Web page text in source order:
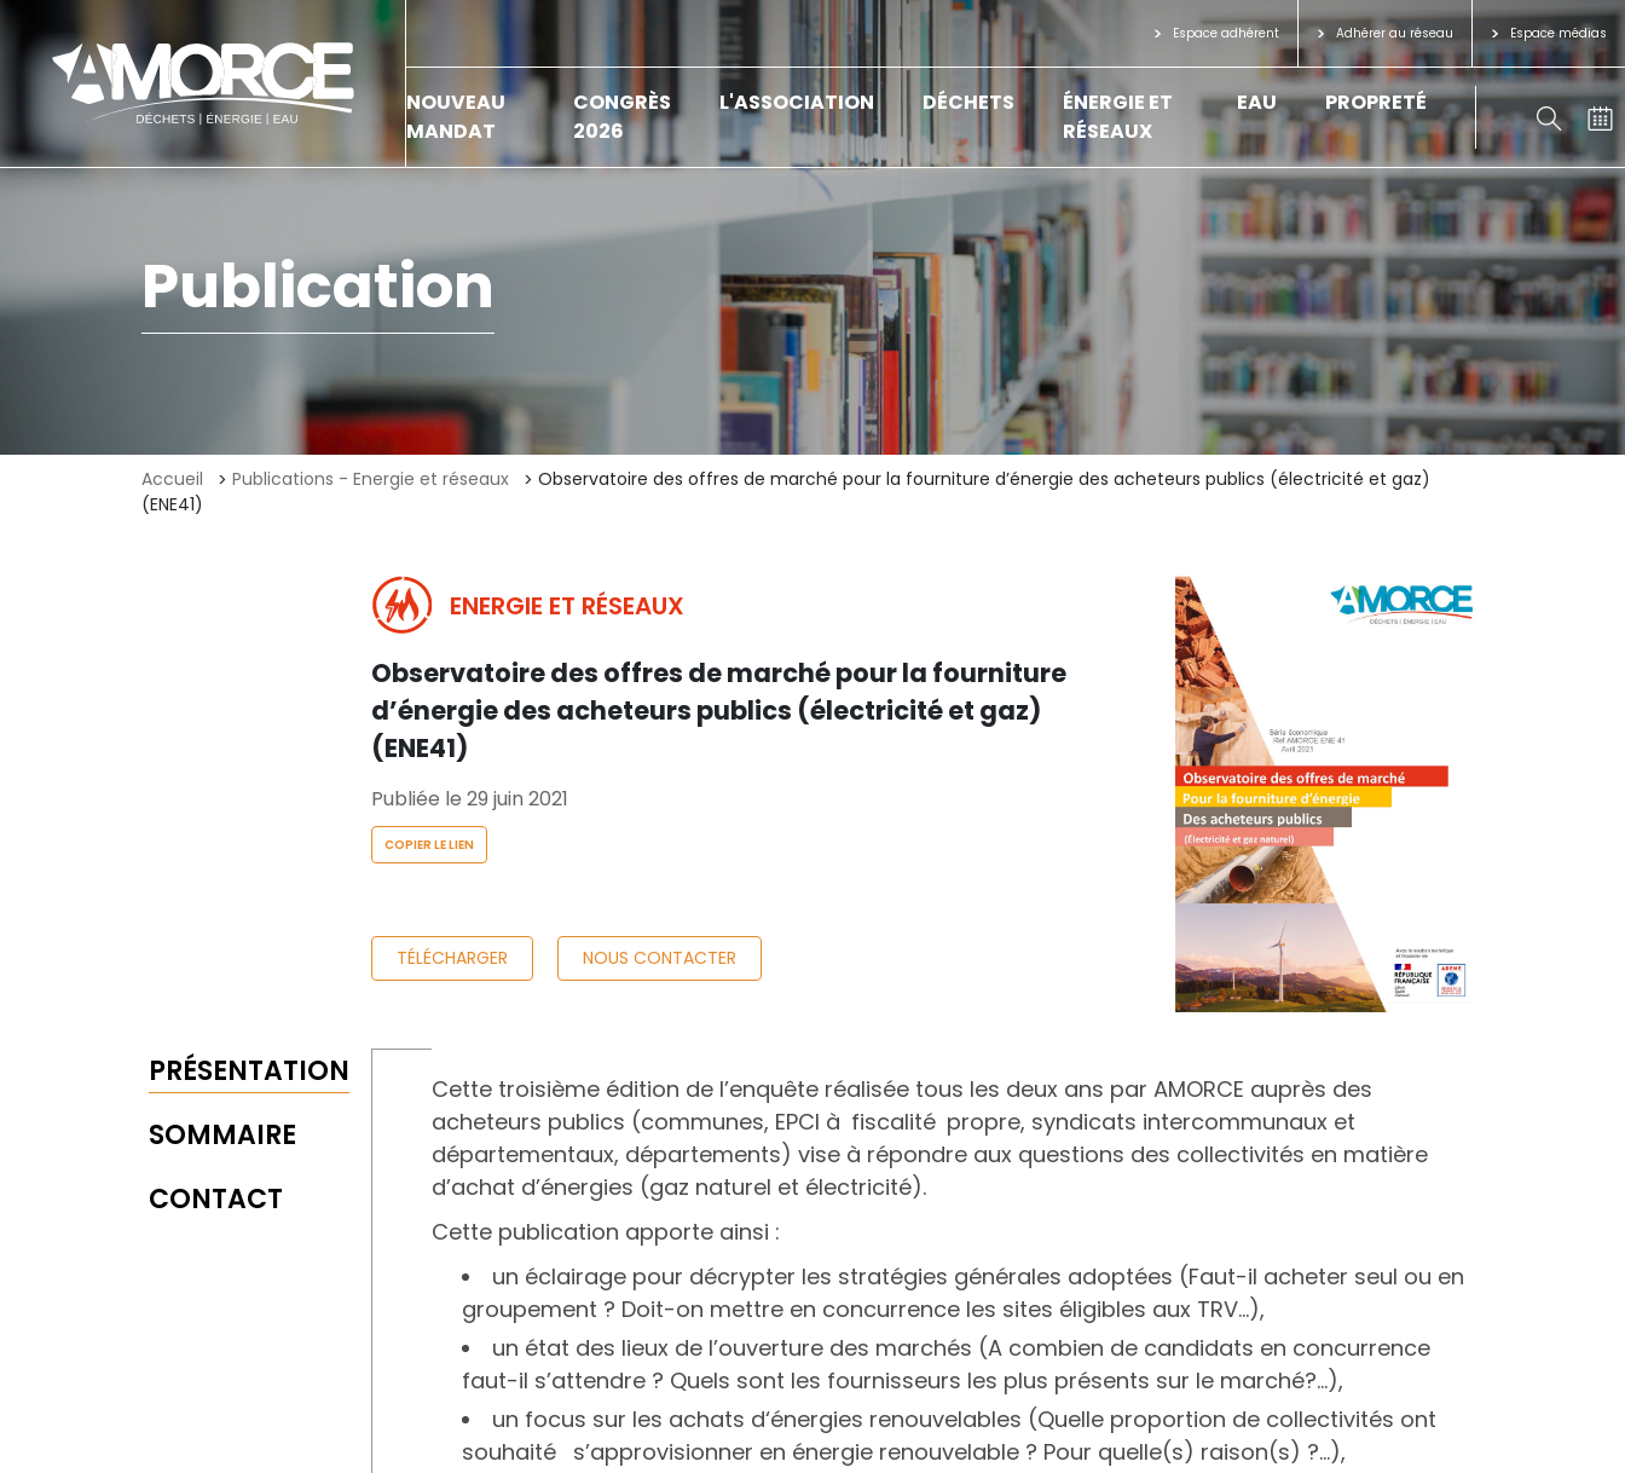
Espace adhérent Adhérer au réseau Espace médias
NOUVEAU
MANDAT
CONGRÈS
2026
L'ASSOCIATION DÉCHETS
ÉNERGIE ET
RÉSEAUX
EAU PROPRETÉ
Publication
Accueil Publications - Energie et réseaux
Observatoire des offres de marché pour la fourniture d’énergie des acheteurs publics (électricité et gaz)
(ENE41)
ENERGIE ET RÉSEAUX
Observatoire des offres de marché pour la fourniture
d’énergie des acheteurs publics (électricité et gaz)
(ENE41)
Publiée le 29 juin 2021
COPIER LE LIEN
TÉLÉCHARGER NOUS CONTACTER
PRÉSENTATION
SOMMAIRE
CONTACT
Cette troisième édition de l’enquête réalisée tous les deux ans par AMORCE auprès des
acheteurs publics (communes, EPCI à fiscalité propre, syndicats intercommunaux et
départementaux, départements) vise à répondre aux questions des collectivités en matière
d’achat d’énergies (gaz naturel et électricité).
Cette publication apporte ainsi :
un éclairage pour décrypter les stratégies générales adoptées (Faut-il acheter seul ou en
groupement ? Doit-on mettre en concurrence les sites éligibles aux TRV...),
un état des lieux de l’ouverture des marchés (A combien de candidats en concurrence
faut-il s’attendre ? Quels sont les fournisseurs les plus présents sur le marché?...),
un focus sur les achats d‘énergies renouvelables (Quelle proportion de collectivités ont
souhaité s’approvisionner en énergie renouvelable ? Pour quelle(s) raison(s) ?...),